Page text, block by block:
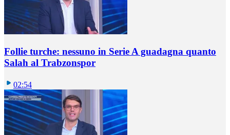
Follie turche: nessuno in Serie A guadagna quanto
Salah al Trabzonspor
02:54